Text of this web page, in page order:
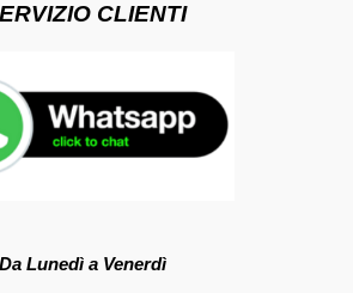
CLIENTI
Da Lunedì a Venerdì